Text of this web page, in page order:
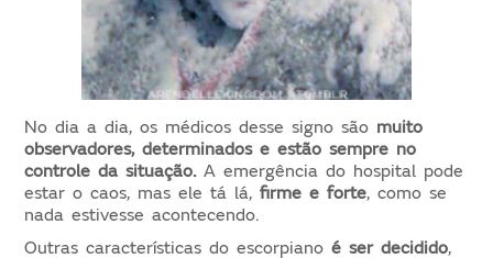
No dia a dia, os médicos desse signo são muito
observadores, determinados e estão sempre no
controle da situação.A emergência do hospital pode
estar o caos, mas ele tá lá,firme e forte, como se
nada estivesse acontecendo.
Outras características do escorpianoé ser decidido,